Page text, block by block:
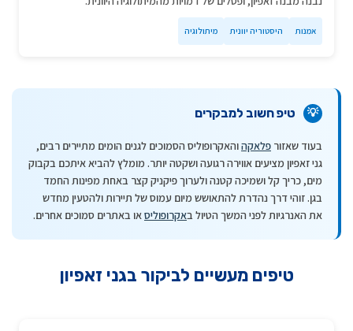
אמנות היסטוריה יוונית מיתולוגיה
💡 טיפ חשוב למבקרים
בעוד שאזור פלאקהוהאקרופוליס הסמוכים לגנים הומים מתיירים רבים,
גני זאפיון מציעים אווירה רגועה ושקטה יותר. מומלץ להביא איתכם בקבוק
מים, כריך קל ושמיכה קטנה ולערוך פיקניק קצר באחת מפינות החמד
בגן. זוהי דרך נהדרת להתאושש מיום עמוס של תיירות ולהטעין מחדש
את האנרגיות לפני המשך הטיול באקרופוליסאו באתרים סמוכים אחרים.
טיפים מעשיים לביקור בגני זאפיון